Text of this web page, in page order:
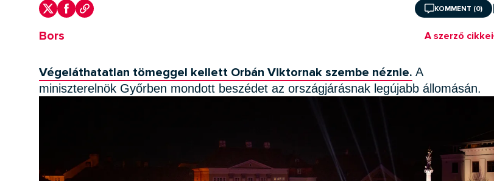
KOMMENT (0)
Bors A szerző cikkei
Végeláthatatlan tömeggel kellett Orbán Viktornak szembe néznie. A
miniszterelnök Győrben mondott beszédet az országjárásnak legújabb állomásán.